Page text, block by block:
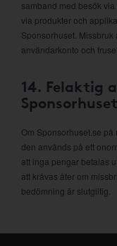
samband med besök
via produkter och
Sponsorhuset.
användarkonto och
14. Felaktig
Om Sponsorhuset.se
den används på ett
att inga pengar betalas
att krävas åter om
bedömning är slutgiltig.